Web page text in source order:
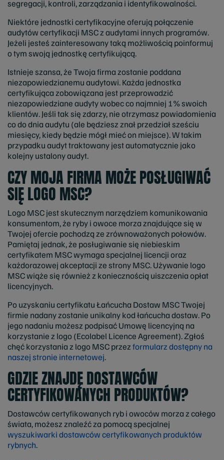
segregacji, kontroli, zarządzania i identyfikowalności.
Niektóre jednostki certyfikacyjne oferują połączenie
audytów certyfikacji MSC z audytami innych programów.
Jeżeli jesteś zainteresowany taką możliwością poinformuj
o tym swoją jednostkę certyfikującą.
Istnieje szansa, że Twoja firma zostanie poddana
niezapowiedzianemu audytowi. Każda jednostka
certyfikująca zobowiązana jest przeprowadzić
niezapowiedziane audyty wobec co najmniej 1% swoich
klientów. Jeśli tak się zdarzy, nie otrzymasz powiadomienia
co do dnia audytu (ale będziesz znał przedział sześciu
miesięcy, kiedy będzie mógł mieć on miejsce). W takim
przypadku audyt traktowany jest automatycznie jako
kolejny ustalony audyt.
CZY MOJA FIRMA MOŻE POSŁUGIWAĆ
SIĘ LOGO MSC?
Logo MSC jest skutecznym narzędziem komunikowania
konsumentom, że ryby i owoce morza znajdujące się w
Twojej ofercie pochodzą ze zrównoważonych połowów.
Pamiętaj jednak, że posługiwanie się niebieskim
certyfikatem MSC wymaga specjalnej licencji oraz
każdorazowej akceptacji ze strony MSC. Używanie logo
MSC wiąże się również z koniecznością uiszczenia opłat
licencyjnych.
Po uzyskaniu certyfikatu Łańcucha Dostaw MSC Twojej
firmie nadany zostanie unikalny kod łańcucha dostaw. Po
jego nadaniu możesz podpisać Umowę licencyjną na
korzystanie z logo (Ecolabel Licence Agreement). Zgłoś
chęć korzystania z logo MSC przezformularz dostępny na
naszej stronie internetowej.
GDZIE ZNAJDĘ DOSTAWCÓW
CERTYFIKOWANYCH PRODUKTÓW?
Dostawców certyfikowanych ryb i owoców morza z całego
świata, możesz znaleźć za pomocą specjalnej
wyszukiwarki dostawców certyfikowanych produktów
rybnych.